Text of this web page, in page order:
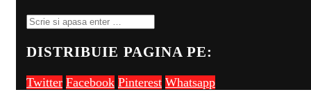
DISTRIBUIE PAGINA PE:
Twitter Facebook Pinterest Whatsapp